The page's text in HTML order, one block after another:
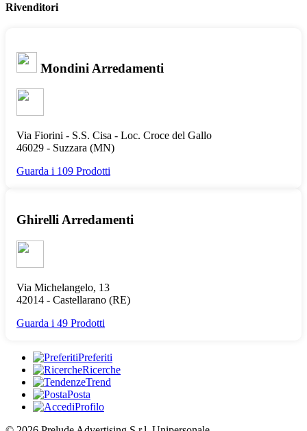
Rivenditori
Mondini Arredamenti
Via Fiorini - S.S. Cisa - Loc. Croce del Gallo
46029 - Suzzara (MN)
Guarda i 109 Prodotti
Ghirelli Arredamenti
Via Michelangelo, 13
42014 - Castellarano (RE)
Guarda i 49 Prodotti
Preferiti
Ricerche
Trend
Posta
Profilo